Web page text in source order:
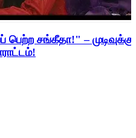
பெற்ற சங்கீதா!" –